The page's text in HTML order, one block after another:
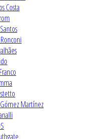
Costa
Martínez